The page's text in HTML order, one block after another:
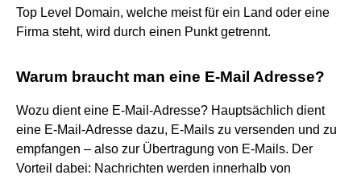
Top Level Domain, welche meist für ein Land oder eine
Firma steht, wird durch einen Punkt getrennt.
Warum braucht man eine E-Mail Adresse?
Wozu dient eine E-Mail-Adresse? Hauptsächlich dient
eine E-Mail-Adresse dazu, E-Mails zu versenden und zu
empfangen – also zur Übertragung von E-Mails. Der
Vorteil dabei: Nachrichten werden innerhalb von